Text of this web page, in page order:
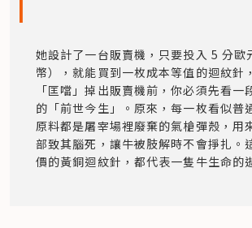
她設計了一台販賣機，只要投入 5 分歐
幣），就能買到一枚成本等值的迴紋針
「匡噹」掉出販賣機前，你必須先看一
的「前世今生」。原來，每一枚看似普
原料都是屠宰場裡廢棄的氣槍彈殼，用
部致其腦死，讓牛被肢解時不會掙扎。
價的黃銅迴紋針，都代表一隻牛生命的